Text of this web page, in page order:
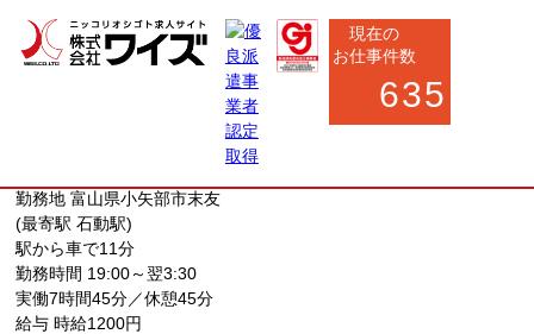
現在の
お仕事件数
635
勤務地 富山県小矢部市末友
(最寄駅 石動駅)
駅から車で11分
勤務時間 19:00～翌3:30
実働7時間45分／休憩45分
給与 時給1200円